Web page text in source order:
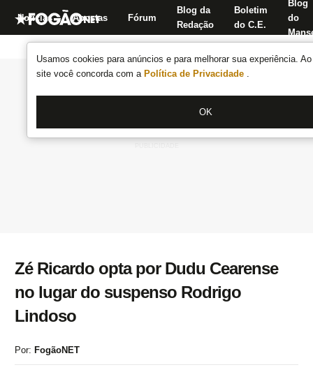
Usamos cookies para anúncios e para melhorar sua experiência.
site você concorda com a Política de Privacidade .
OK
Notícias Apostas Fórum
Blog da
Redação
Boletim
do C.E.
Blog
do
Zé Ricardo opta por Dudu Cearense
no lugar do suspenso Rodrigo
Lindoso
Por: FogãoNET